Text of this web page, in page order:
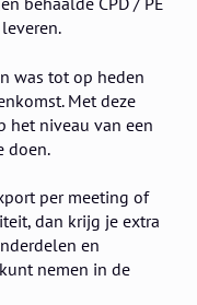
was tot op heden
Met deze
het niveau van een
doen.
per meeting of
dan krijg je extra
en
nemen in de